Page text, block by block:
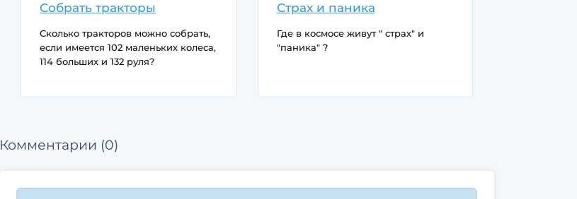
Собрать тракторы
Сколько тракторов можно собрать,
если имеется 102 маленьких колеса,
114 больших и 132 руля?
Страх и паника
Где в космосе живут " страх" и
"паника" ?
Комментарии (0)